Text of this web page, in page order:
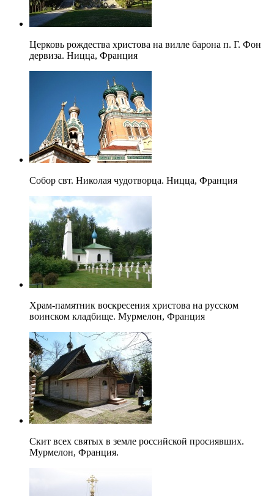
Церковь рождества христова на вилле барона п. Г. Фон
дервиза. Ницца, Франция
Собор свт. Николая чудотворца. Ницца, Франция
Храм-памятник воскресения христова на русском
воинском кладбище. Мурмелон, Франция
Скит всех святых в земле российской просиявших.
Мурмелон, Франция.